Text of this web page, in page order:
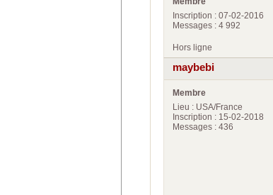
Inscription : 07-02-2016
Messages : 4 992
Hors ligne
maybebi
Membre
Lieu : USA/France
Inscription : 15-02-2018
Messages : 436